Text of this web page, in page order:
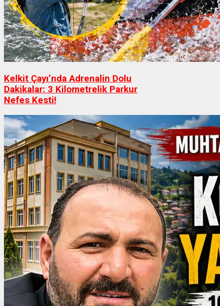
Kelkit Çayı’nda Adrenalin Dolu
Dakikalar: 3 Kilometrelik Parkur
Nefes Kesti!